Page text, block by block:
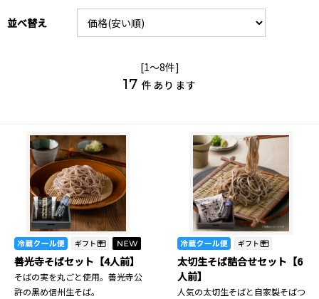
並べ替え
[1～8件]
17 件あります
善光寺そばセット【4人前】
そばの実を丸ごと使用。善光寺公
許の黒め信州生そば。
太切生そば詰合せセット【6
人前】
人気の太切生そばと自家製そばつ